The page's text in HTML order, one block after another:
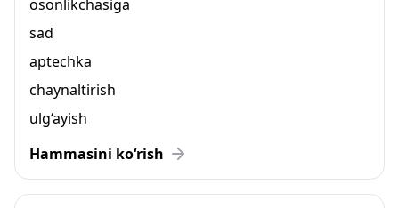
osonlikchasiga
sad
aptechka
chaynaltirish
ulg‘ayish
Hammasini ko‘rish